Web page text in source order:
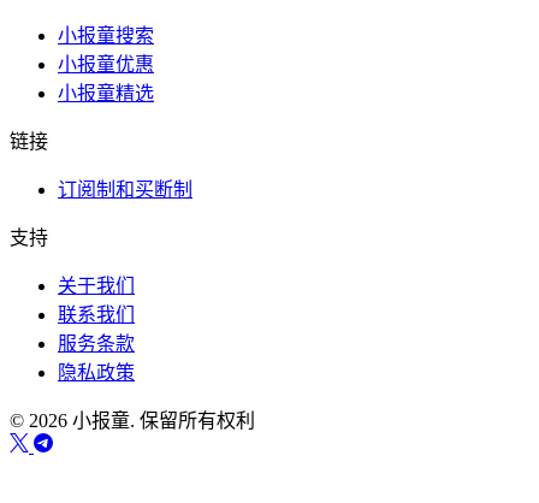
小报童搜索
小报童优惠
小报童精选
链接
订阅制和买断制
支持
关于我们
联系我们
服务条款
隐私政策
© 2026 小报童. 保留所有权利